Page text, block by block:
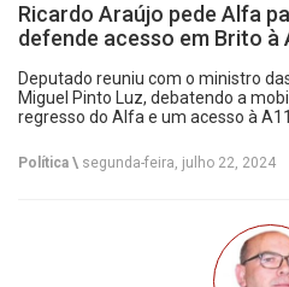
Ricardo Araújo pede Alfa
defende acesso em Brito à
Deputado reuniu com o ministro
Miguel Pinto Luz, debatendo a
regresso do Alfa e um acesso à
Política \ segunda-feira, julho 22, 2024